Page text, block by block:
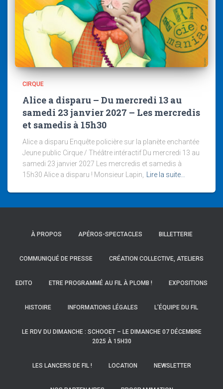
CIRQUE
Alice a disparu – Du mercredi 13 au
samedi 23 janvier 2027 – Les mercredis
et samedis à 15h30
Alice a disparu Enquête policière sur la planète enchantée
Jeune public Cirque / Théâtre intéractif Du mercredi 13 au
samedi 23 janvier 2027 Les mercredis et samedis à
15h30 Alice a disparu ! Monsieur Lapin,
Lire la suite…
À PROPOS APÉROS-SPECTACLES BILLETTERIE
COMMUNIQUÉ DE PRESSE CRÉATION COLLECTIVE, ATELIERS
EDITO ETRE PROGRAMMÉ AU FIL À PLOMB ! EXPOSITIONS
HISTOIRE INFORMATIONS LÉGALES L’ÉQUIPE DU FIL
LE RDV DU DIMANCHE : SCHOOET – LE DIMANCHE 07 DÉCEMBRE
2025 À 15H30
LES LANCERS DE FIL ! LOCATION NEWSLETTER